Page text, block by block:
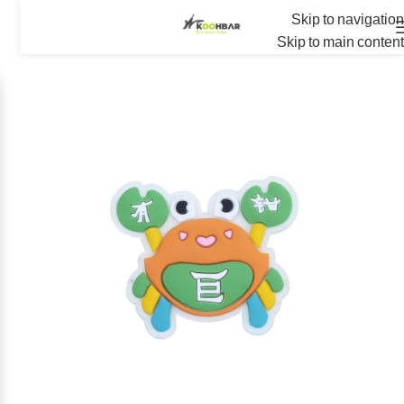
Skip to navigation
Skip to main content